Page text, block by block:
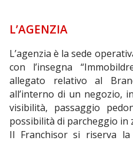
L’AGENZIA
L’agenzia è la sede
con l’insegna
allegato relativo al
all’interno di un negozio,
visibilità, passaggio
possibilità di parcheggio in
Il Franchisor si riserva